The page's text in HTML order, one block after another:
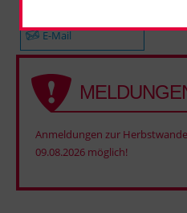
E-Mail
Anmeldungen zur
09.08.2026 möglich!